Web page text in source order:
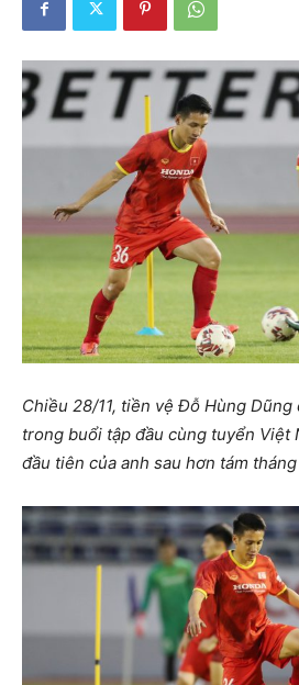
Chiều 28/11, tiền vệ Đỗ Hùng
trong buổi tập đầu cùng tuyển Việt
đầu tiên của anh sau hơn tám